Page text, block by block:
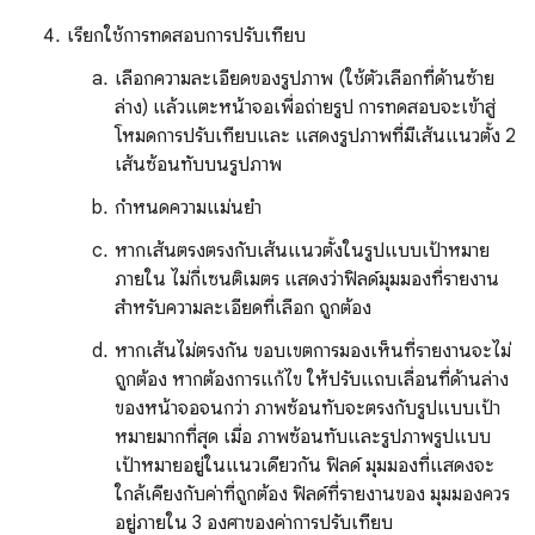
เรียกใช้การทดสอบการปรับเทียบ
เลือกความละเอียดของรูปภาพ (ใช้ตัวเลือกที่ด้านซ้าย
ล่าง) แล้วแตะหน้าจอเพื่อถ่ายรูป การทดสอบจะเข้าสู่
โหมดการปรับเทียบและ แสดงรูปภาพที่มีเส้นแนวตั้ง 2
เส้นซ้อนทับบนรูปภาพ
กำหนดความแม่นยำ
หากเส้นตรงตรงกับเส้นแนวตั้งในรูปแบบเป้าหมาย
ภายใน ไม่กี่เซนติเมตร แสดงว่าฟิลด์มุมมองที่รายงาน
สำหรับความละเอียดที่เลือก ถูกต้อง
หากเส้นไม่ตรงกัน ขอบเขตการมองเห็นที่รายงานจะไม่
ถูกต้อง หากต้องการแก้ไข ให้ปรับแถบเลื่อนที่ด้านล่าง
ของหน้าจอจนกว่า ภาพซ้อนทับจะตรงกับรูปแบบเป้า
หมายมากที่สุด เมื่อ ภาพซ้อนทับและรูปภาพรูปแบบ
เป้าหมายอยู่ในแนวเดียวกัน ฟิลด์ มุมมองที่แสดงจะ
ใกล้เคียงกับค่าที่ถูกต้อง ฟิลด์ที่รายงานของ มุมมองควร
อยู่ภายใน 3 องศาของค่าการปรับเทียบ